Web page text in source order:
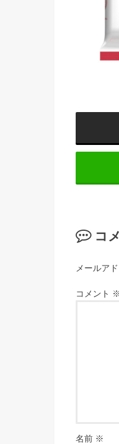
コ
メールア
コメント ※
名前 ※